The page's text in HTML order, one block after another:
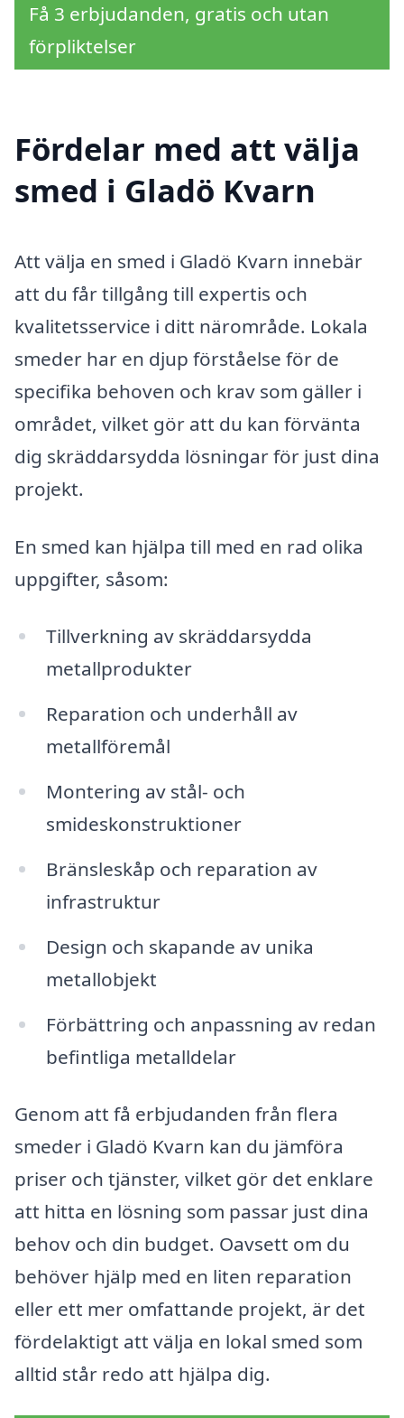
Få 3 erbjudanden, gratis och utan
förpliktelser
Fördelar med att välja
smed i Gladö Kvarn
Att välja en smed i Gladö Kvarn innebär
att du får tillgång till expertis och
kvalitetsservice i ditt närområde. Lokala
smeder har en djup förståelse för de
specifika behoven och krav som gäller i
området, vilket gör att du kan förvänta
dig skräddarsydda lösningar för just dina
projekt.
En smed kan hjälpa till med en rad olika
uppgifter, såsom:
Tillverkning av skräddarsydda
metallprodukter
Reparation och underhåll av
metallföremål
Montering av stål- och
smideskonstruktioner
Bränsleskåp och reparation av
infrastruktur
Design och skapande av unika
metallobjekt
Förbättring och anpassning av redan
befintliga metalldelar
Genom att få erbjudanden från flera
smeder i Gladö Kvarn kan du jämföra
priser och tjänster, vilket gör det enklare
att hitta en lösning som passar just dina
behov och din budget. Oavsett om du
behöver hjälp med en liten reparation
eller ett mer omfattande projekt, är det
fördelaktigt att välja en lokal smed som
alltid står redo att hjälpa dig.